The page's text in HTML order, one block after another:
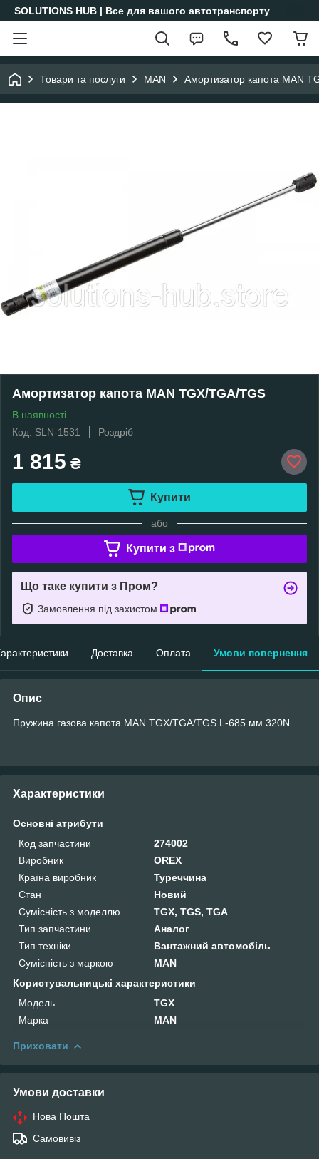
SOLUTIONS HUB | Все для вашого автотранспорту
Товари та послуги MAN Амортизатор капота MAN
Амортизатор капота MAN TGX/TGA/TGS
В наявності
Код: SLN-1531
Роздріб
1 815 ₴
Купити
або
Купити з
Що таке купити з Пром?
Замовлення під захистом
Доставка Оплата Умови повернення
Опис
Пружина газова капота MAN TGX/TGA/TGS L-685 мм 320N.
Характеристики
Основні атрибути
Код запчастини
274002
Виробник
OREX
Країна виробник
Туреччина
Стан
Новий
Сумісність з моделлю
TGX, TGS, TGA
Тип запчастини
Аналог
Тип техніки
Вантажний автомобіль
Сумісність з маркою
MAN
Користувальницькі характеристики
Мoдель
TGX
Марка
MAN
Приховати
Умови доставки
Нова Пошта
Самовивіз